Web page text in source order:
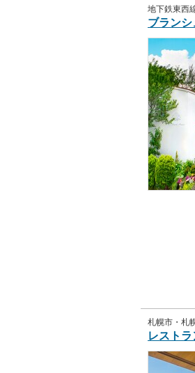
地下鉄東西
ブラン
札幌市・札
レストラ